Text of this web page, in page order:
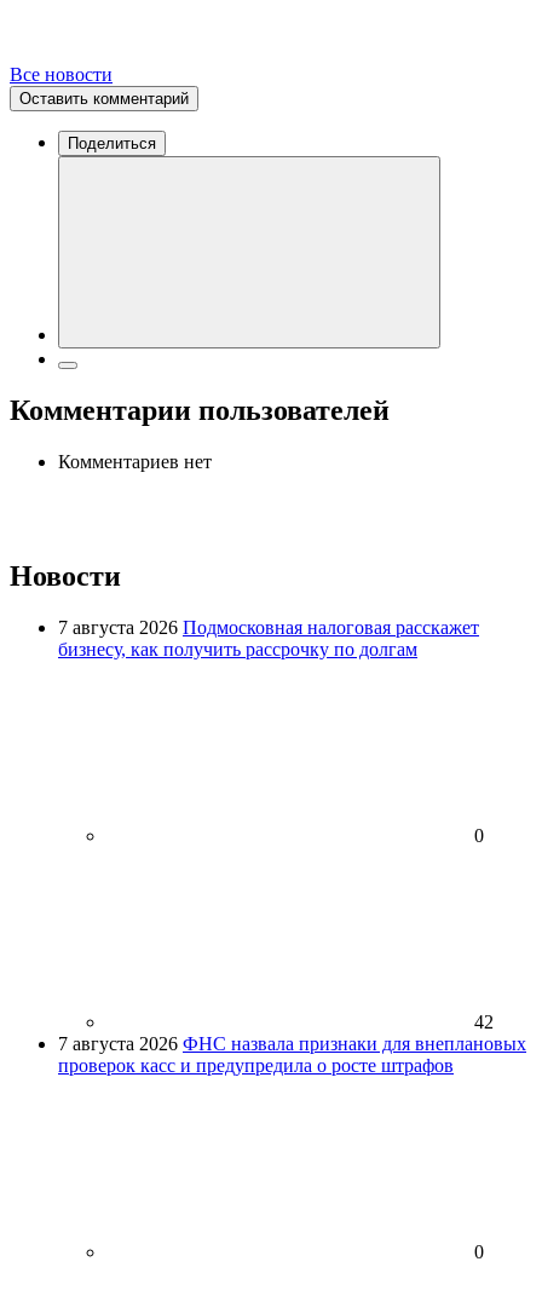
Все новости
Оставить комментарий
Поделиться
Комментарии пользователей
Комментариев нет
Новости
7 августа 2026 Подмосковная налоговая расскажет
бизнесу, как получить рассрочку по долгам
0
42
7 августа 2026 ФНС назвала признаки для внеплановых
проверок касс и предупредила о росте штрафов
0